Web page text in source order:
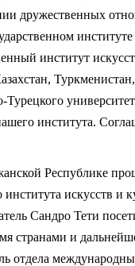
дружественных
институт
института.
Республике
института искусств
Сандро Тети
странами и
отдела